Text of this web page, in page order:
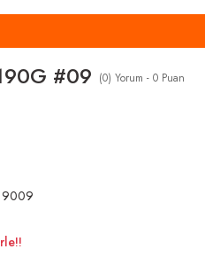
#09 (0) Yorum - 0 Puan